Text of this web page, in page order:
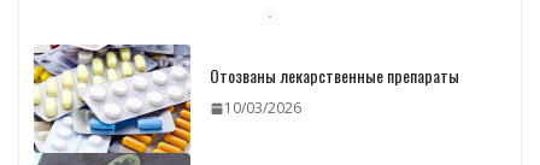
Отозваны лекарственные препараты
10/03/2026